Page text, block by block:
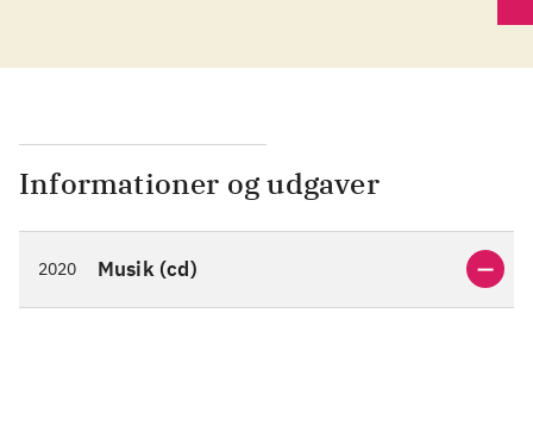
Informationer og udgaver
2020 Musik (cd)